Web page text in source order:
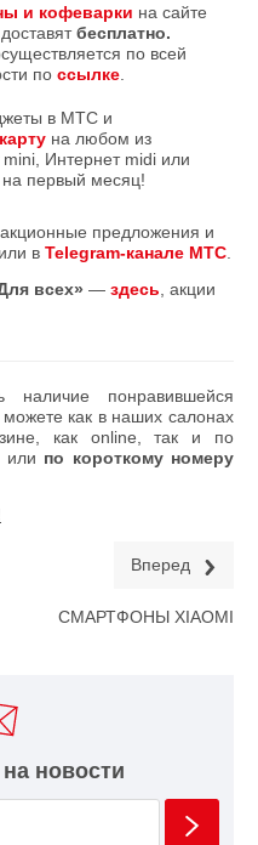
и кофеварки на сайте
бесплатно.
по всей
по ссылке
в МТС и
на любом из
Интернет midi или
на первый месяц!
предложения и
или в Telegram-канале МТС
всех» — здесь , акции
наличие понравившейся
как в наших салонах
как online, так и по
или по короткому номеру
Вперед
СМАРТФОНЫ XIAOMI
новости